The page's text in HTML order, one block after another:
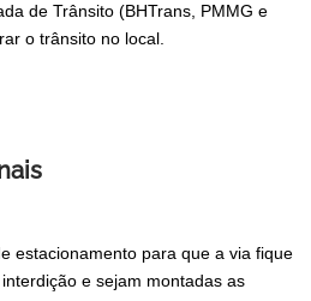
de Trânsito (BHTrans, PMMG e
o trânsito no local.
estacionamento para que a via fique
e sejam montadas as